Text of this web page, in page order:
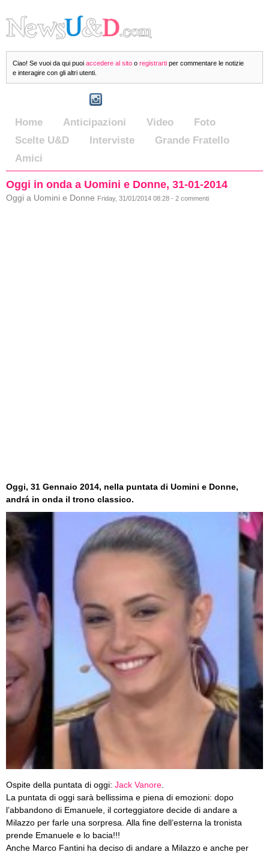
Ciao! Se vuoi da qui puoi accedere al sito o registrarti per commentare le notizie
e interagire con gli altri utenti.
Home Anticipazioni Video
Foto
Scelte U&D
Interviste
Grande Fratello
Amici
Oggi in onda a Uomini e Donne, 31-01-2014
Oggi a Uomini e Donne Friday, 31/01/2014 08:28 - 2 commenti
Oggi, 31 Gennaio 2014, nella puntata di Uomini e Donne,
andrá in onda il trono classico.
Ospite della puntata di oggi: Jack Vanore
La puntata di oggi sarà bellissima e piena di emozioni: dopo
l’abbandono di Emanuele, il corteggiatore decide di andare a
Milazzo per farle una sorpresa. Alla fine dell’esterna la tronista
prende Emanuele e lo bacia!!!
Anche Marco Fantini ha deciso di andare a Milazzo e anche per